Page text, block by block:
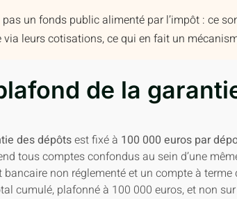
pas un fonds public alimenté par l’impôt : ce
leurs cotisations, ce qui en fait un
de la
des dépôtsest fixé à 100 000 euros par
tous comptes confondus au sein d’une
non réglementé et un compte à
cumulé, plafonné à 100 000 euros, et non